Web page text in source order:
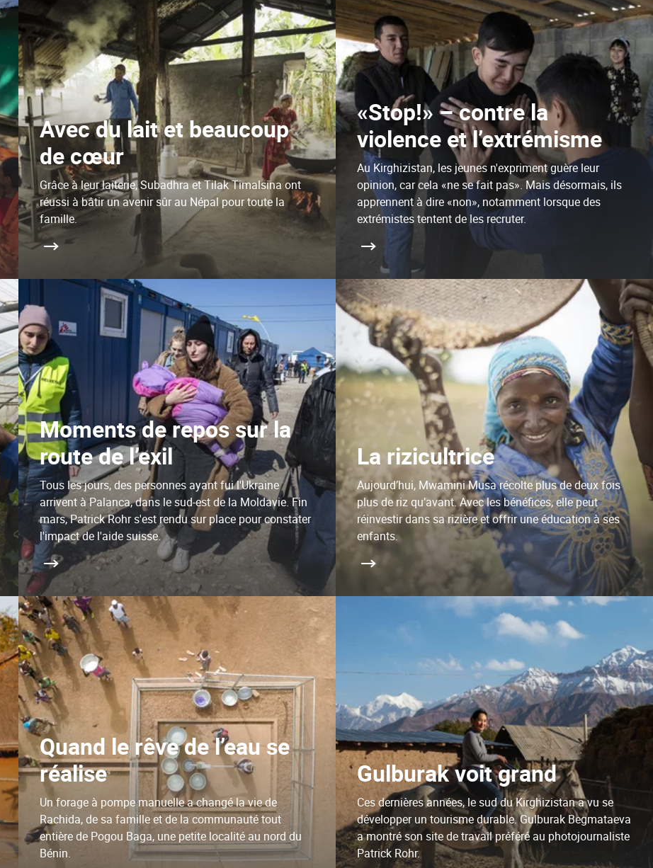
Avec du lait et beaucoup
de cœur
Grâce à leur laiterie, Subadhra et Tilak Timalsina ont
réussi à bâtir un avenir sûr au Népal pour toute la
famille.
«Stop!» – contre la
violence et l’extrémisme
Au Kirghizistan, les jeunes n'expriment guère leur
opinion, car cela «ne se fait pas». Mais désormais, ils
apprennent à dire «non», notamment lorsque des
extrémistes tentent de les recruter.
Moments de repos sur la
route de l’exil
Tous les jours, des personnes ayant fui l'Ukraine
arrivent à Palanca, dans le sud-est de la Moldavie. Fin
mars, Patrick Rohr s'est rendu sur place pour constater
l'impact de l'aide suisse.
La rizicultrice
Aujourd’hui, Mwamini Musa récolte plus de deux fois
plus de riz qu’avant. Avec les bénéfices, elle peut
réinvestir dans sa rizière et offrir une éducation à ses
enfants.
Quand le rêve de l’eau se
réalise
Un forage à pompe manuelle a changé la vie de
Rachida, de sa famille et de la communauté tout
entière de Pogou Baga, une petite localité au nord du
Bénin.
Gulburak voit grand
Ces dernières années, le sud du Kirghizistan a vu se
développer un tourisme durable. Gulburak Begmataeva
a montré son site de travail préféré au photojournaliste
Patrick Rohr.